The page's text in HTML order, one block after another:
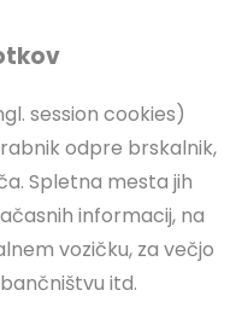
session cookies)
odpre brskalnik,
Spletna mesta jih
informacij, na
vozičku, za večjo
itd.